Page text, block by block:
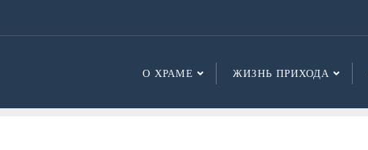
О ХРАМЕ ЖИЗНЬ ПРИХОДА